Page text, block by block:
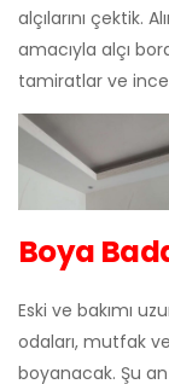
alçılarını çektik.
amacıyla alçı
tamiratlar ve
Boya
Eski ve bakımı
odaları, mutfak
boyanacak. Şu